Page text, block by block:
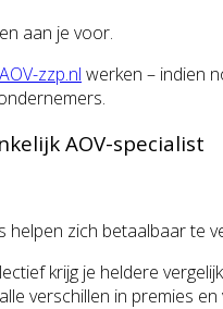
aan je voor.
AOV-zzp.nl werken – indien
AOV-specialist
helpen zich betaalbaar te
krijg je heldere
verschillen in premies